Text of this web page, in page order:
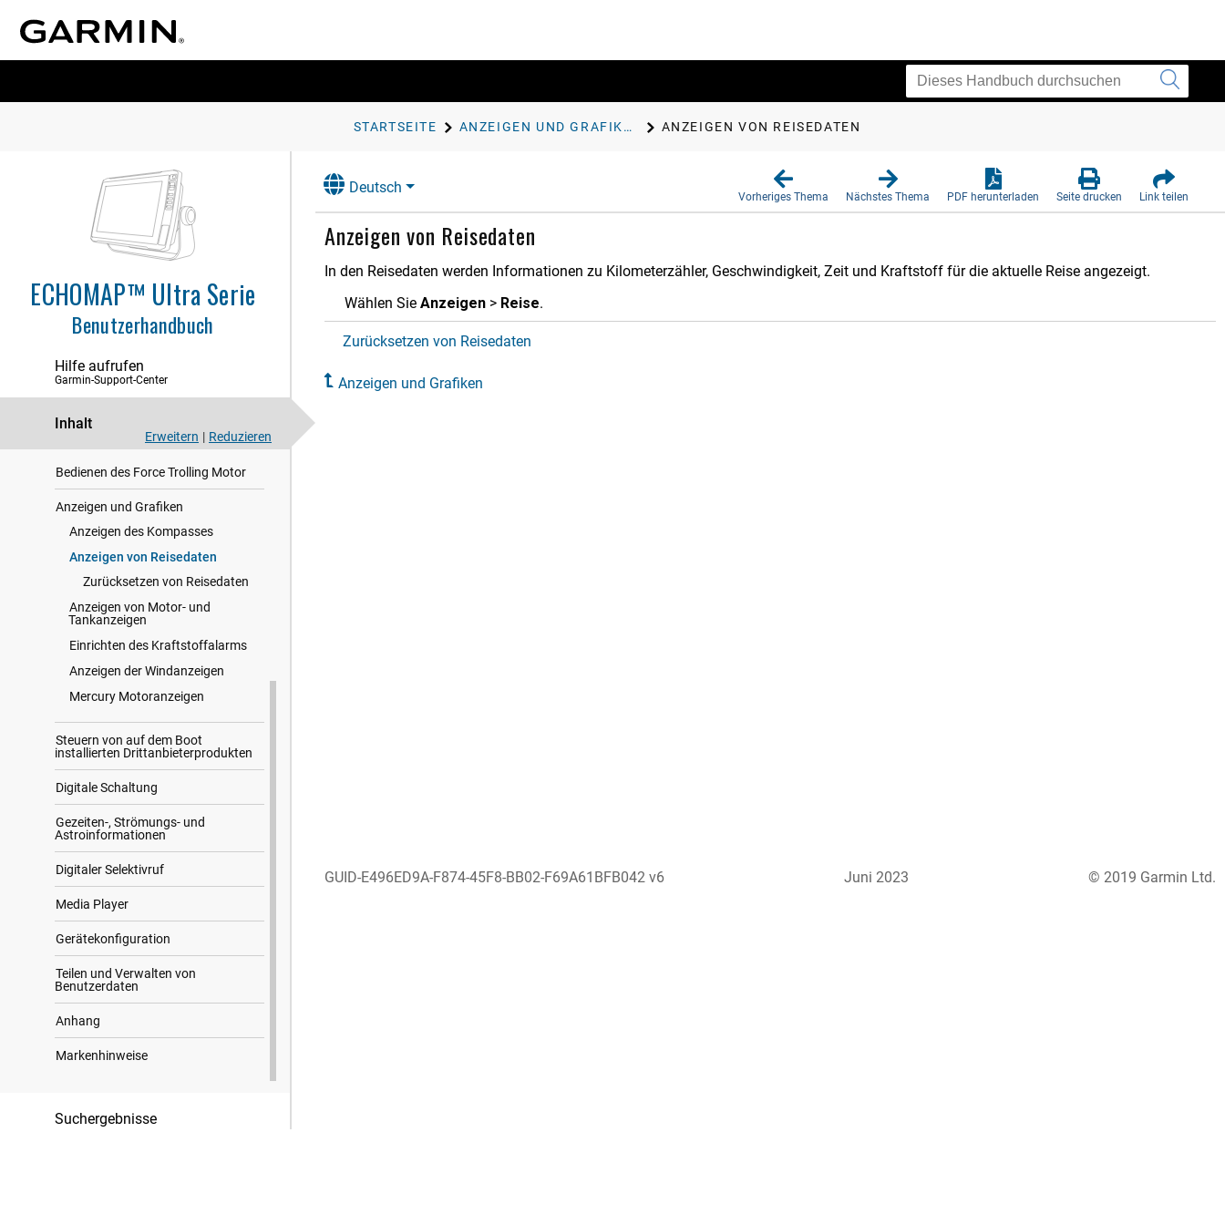
STARTSEITE ANZEIGEN UND GRAFIKEN ANZEIGEN VON REISEDATEN
ECHOMAP™ Ultra Serie
Benutzerhandbuch
Hilfe aufrufen
Garmin-Support-Center
Inhalt
Erweitern | Reduzieren
Anpassen des Kartenplotters
ActiveCaptain App
Karten und 3D-Kartenansichten
Erstellen von Garmin Quickdraw
Contours Karten
Navigation mit einem Kartenplotter
Segelfunktionen
Bedienen des Force Trolling Motor
Anzeigen und Grafiken
Anzeigen des Kompasses
Anzeigen von Reisedaten
Zurücksetzen von Reisedaten
Anzeigen von Motor- und
Tankanzeigen
Einrichten des Kraftstoffalarms
Anzeigen der Windanzeigen
Mercury Motoranzeigen
Steuern von auf dem Boot
installierten Drittanbieterprodukten
Digitale Schaltung
Gezeiten-, Strömungs- und
Astroinformationen
Digitaler Selektivruf
Media Player
Gerätekonfiguration
Teilen und Verwalten von
Benutzerdaten
Anhang
Markenhinweise
Suchergebnisse
Deutsch
Vorheriges Thema Nächstes Thema PDF herunterladen Seite drucken Link teilen
Anzeigen von Reisedaten
In den Reisedaten werden Informationen zu Kilometerzähler, Geschwindigkeit, Zeit und Kraftstoff für die aktuelle Reise angezeigt.
Wählen Sie Anzeigen > Reise.
Zurücksetzen von Reisedaten
Anzeigen und Grafiken
GUID-E496ED9A-F874-45F8-BB02-F69A61BFB042 v6 Juni 2023 © 2019 Garmin Ltd.